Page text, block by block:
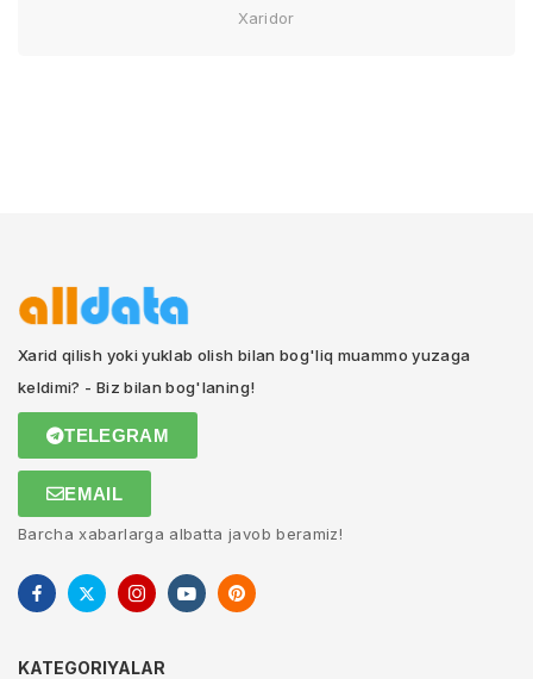
Xaridor
Xarid qilish yoki yuklab olish bilan bog'liq muammo yuzaga
keldimi? - Biz bilan bog'laning!
TELEGRAM
EMAIL
Barcha xabarlarga albatta javob beramiz!
KATEGORIYALAR